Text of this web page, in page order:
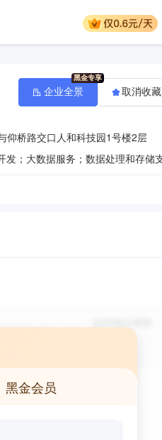
仰桥路交口人和科技园1号楼2层
企业全景 取消收藏
黑金会员